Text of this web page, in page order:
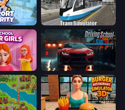
Tram Simulator
Driving School Simulator